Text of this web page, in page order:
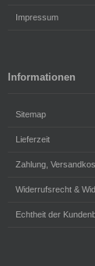
Impressum
Informationen
Sitemap
Lieferzeit
Zahlung,
Widerrufsrecht &
Echtheit der